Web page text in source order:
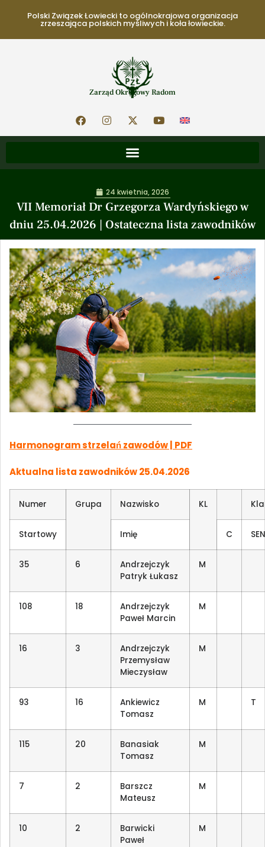
Polski Związek Łowiecki to ogólnokrajowa organizacja
zrzeszająca polskich myśliwych i koła łowieckie.
Zarząd Okręgowy Radom
VII Memoriał Dr Grzegorza Wardyńskiego w
dniu 25.04.2026 | Ostateczna lista zawodników
24 kwietnia, 2026
Harmonogram strzelań zawodów | PDF
Aktualna lista zawodników 25.04.2026
Numer Grupa Nazwisko KL
Startowy Imię C
35 6
Andrzejczyk
Patryk Łukasz
M
108 18
Andrzejczyk
Paweł Marcin
M
16 3
Andrzejczyk
Przemysław
Mieczysław
M
93 16
Ankiewicz
Tomasz
M T
115 20
Banasiak
Tomasz
M
7 2
Barszcz
Mateusz
M
10 2
Barwicki
Paweł
M